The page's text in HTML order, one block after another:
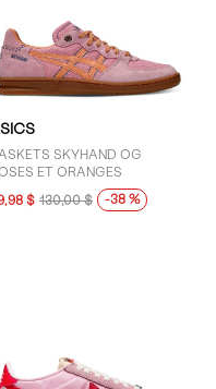
SKYHAND OG
ET ORANGES
$ 130,00 $ -38 %